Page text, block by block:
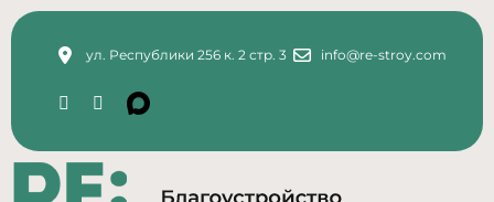
ул. Республики 256 к. 2 стр. 3 info@re-stroy.com